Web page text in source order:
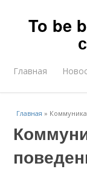
To be
Главная
Главная »